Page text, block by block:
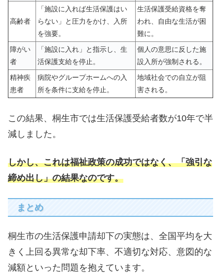
高齢者
「施設に入れば生活保護はい
らない」と圧力をかけ、入所
を強要。
生活保護受給資格を奪
われ、自由な生活が困
難に。
障がい
者
「施設に入れ」と指示し、生
活保護支給を停止。
個人の意思に反した施
設入所が強制される。
精神疾
患者
病院やグループホームへの入
所を条件に支給を停止。
地域社会での自立が阻
害される。
この結果、桐生市では生活保護受給者数が10年で半
減しました。
しかし、これは福祉政策の成功ではなく、「強引な
締め出し」の結果なのです。
まとめ
桐生市の生活保護申請却下の実態は、全国平均を大
きく上回る異常な却下率、不適切な対応、意図的な
減額といった問題を抱えています。